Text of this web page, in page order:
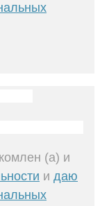
(а) и
и даю